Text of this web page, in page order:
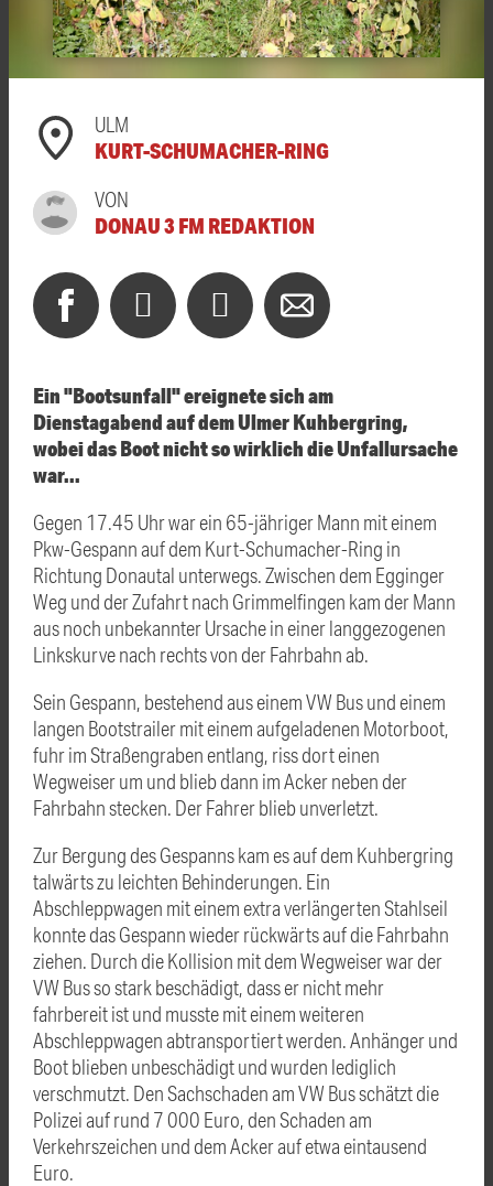
ULM
KURT-SCHUMACHER-RING
VON
DONAU 3 FM REDAKTION
Ein "Bootsunfall" ereignete sich am
Dienstagabend auf dem Ulmer Kuhbergring,
wobei das Boot nicht so wirklich die Unfallursache
war...
Gegen 17.45 Uhr war ein 65-jähriger Mann mit einem
Pkw-Gespann auf dem Kurt-Schumacher-Ring in
Richtung Donautal unterwegs. Zwischen dem Egginger
Weg und der Zufahrt nach Grimmelfingen kam der Mann
aus noch unbekannter Ursache in einer langgezogenen
Linkskurve nach rechts von der Fahrbahn ab.
Sein Gespann, bestehend aus einem VW Bus und einem
langen Bootstrailer mit einem aufgeladenen Motorboot,
fuhr im Straßengraben entlang, riss dort einen
Wegweiser um und blieb dann im Acker neben der
Fahrbahn stecken. Der Fahrer blieb unverletzt.
Zur Bergung des Gespanns kam es auf dem Kuhbergring
talwärts zu leichten Behinderungen. Ein
Abschleppwagen mit einem extra verlängerten Stahlseil
konnte das Gespann wieder rückwärts auf die Fahrbahn
ziehen. Durch die Kollision mit dem Wegweiser war der
VW Bus so stark beschädigt, dass er nicht mehr
fahrbereit ist und musste mit einem weiteren
Abschleppwagen abtransportiert werden. Anhänger und
Boot blieben unbeschädigt und wurden lediglich
verschmutzt. Den Sachschaden am VW Bus schätzt die
Polizei auf rund 7 000 Euro, den Schaden am
Verkehrszeichen und dem Acker auf etwa eintausend
Euro.